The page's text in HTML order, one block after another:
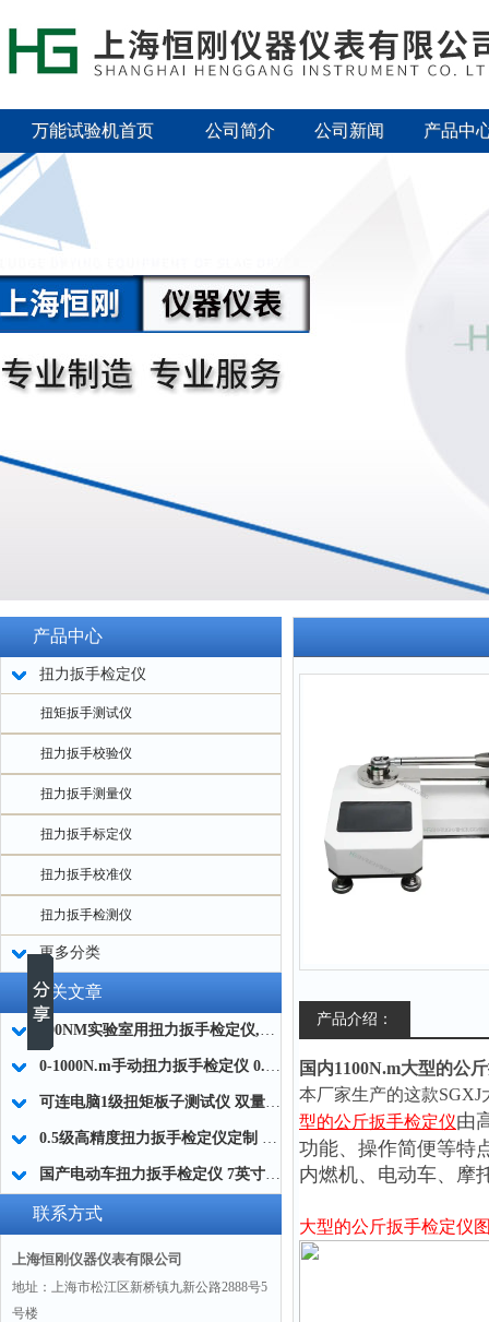
万能试验机首页 公司简介 公司新闻 产品中
产品中心
扭力扳手检定仪
扭矩扳手测试仪
扭力扳手校验仪
扭力扳手测量仪
扭力扳手标定仪
扭力扳手校准仪
扭力扳手检测仪
更多分类
相关文章
200NM实验室用扭力扳手检定仪,标准扭力扳手效验仪品牌
0-1000N.m手动扭力扳手检定仪 0.5级手动扭力扳手精度测试仪厂家
可连电脑1级扭矩板子测试仪 双量程扭矩板子校准仪生产商
0.5级高精度扭力扳手检定仪定制 0.5级便携式扭力扳手检定仪带校准证书
国产电动车扭力扳手检定仪 7英寸触摸屏电动车扭矩校准台300NM厂家
联系方式
上海恒刚仪器仪表有限公司
地址：上海市松江区新桥镇九新公路2888号5
号楼
产品介绍：
国内1100N.m大型的公
本厂家生产的这款SGXJ
型的公斤扳手检定仪由
功能、操作简便等特
内燃机、电动车、摩
大型的公斤扳手检定仪